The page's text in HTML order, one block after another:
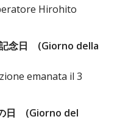
Hirohito
念日 (Giorno della
emanata il 3
日 (Giorno del